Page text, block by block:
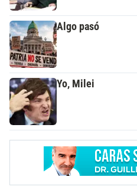
Algo pasó
Yo, Milei